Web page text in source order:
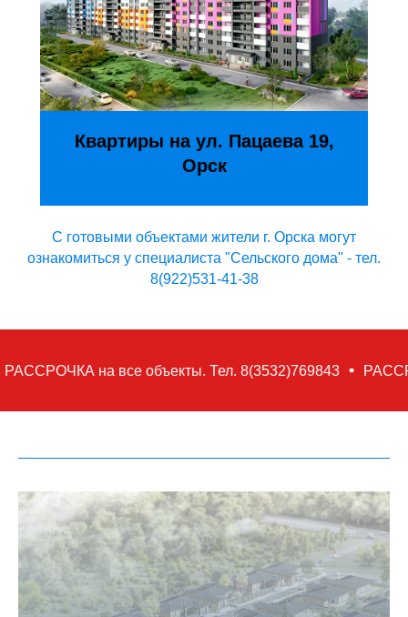
Квартиры на ул. Пацаева 19,
Орск
С готовыми объектами жители г. Орска могут
ознакомиться у специалиста "Сельского дома" - тел.
8(922)531-41-38
на все объекты. Тел. 8(3532)769843 РАССРОЧКА